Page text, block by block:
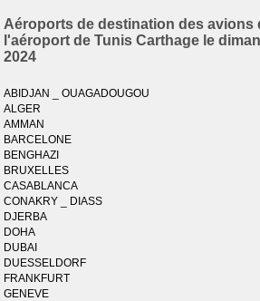
Aéroports de destination des avions
l'aéroport de Tunis Carthage le
2024
ABIDJAN _ OUAGADOUGOU
ALGER
AMMAN
BARCELONE
BENGHAZI
BRUXELLES
CASABLANCA
CONAKRY _ DIASS
DJERBA
DOHA
DUBAI
DUESSELDORF
FRANKFURT
GENEVE